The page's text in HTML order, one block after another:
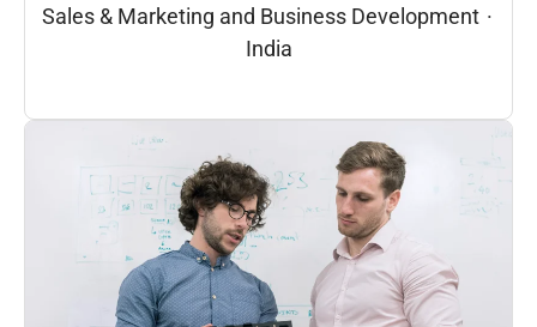
Sales & Marketing and Business Development ·
India